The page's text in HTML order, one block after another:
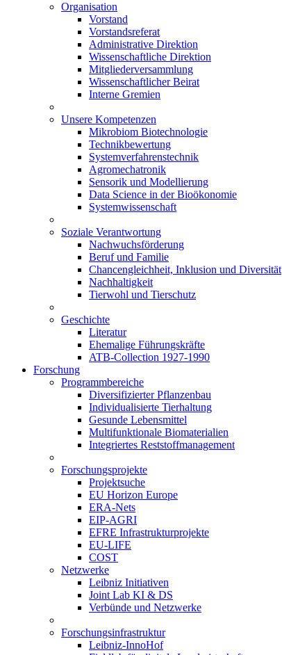
Organisation
Vorstand
Vorstandsreferat
Administrative Direktion
Wissenschaftliche Direktion
Mitgliederversammlung
Wissenschaftlicher Beirat
Interne Gremien
Unsere Kompetenzen
Mikrobiom Biotechnologie
Technikbewertung
Systemverfahrenstechnik
Agromechatronik
Sensorik und Modellierung
Data Science in der Bioökonomie
Systemwissenschaft
Soziale Verantwortung
Nachwuchsförderung
Beruf und Familie
Chancengleichheit, Inklusion und Diversität
Nachhaltigkeit
Tierwohl und Tierschutz
Geschichte
Literatur
Ehemalige Führungskräfte
ATB-Collection 1927-1990
Forschung
Programmbereiche
Diversifizierter Pflanzenbau
Individualisierte Tierhaltung
Gesunde Lebensmittel
Multifunktionale Biomaterialien
Integriertes Reststoffmanagement
Forschungsprojekte
Projektsuche
EU Horizon Europe
ERA-Nets
EIP-AGRI
EFRE Infrastrukturprojekte
EU-LIFE
COST
Netzwerke
Leibniz Initiativen
Joint Lab KI & DS
Verbünde und Netzwerke
Forschungsinfrastruktur
Leibniz-InnoHof